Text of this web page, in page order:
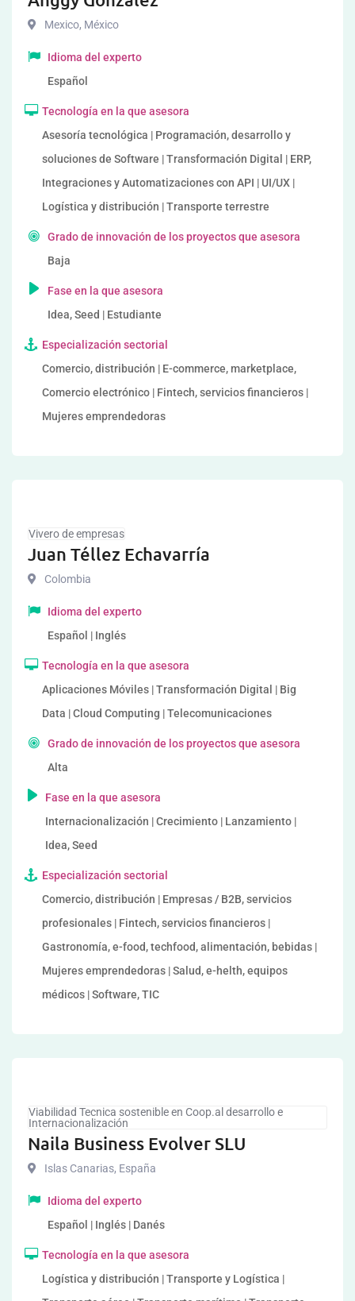
Mexico, México
Idioma del experto
Español
Tecnología en la que asesora
Asesoría tecnológica | Programación, desarrollo y
soluciones de Software | Transformación Digital | ERP,
Integraciones y Automatizaciones con API | UI/UX |
Logística y distribución | Transporte terrestre
Grado de innovación de los proyectos que asesora
Baja
Fase en la que asesora
Idea, Seed | Estudiante
Especialización sectorial
Comercio, distribución | E-commerce, marketplace,
Comercio electrónico | Fintech, servicios financieros |
Mujeres emprendedoras
Vivero de empresas
Juan Téllez Echavarría
Colombia
Idioma del experto
Español | Inglés
Tecnología en la que asesora
Aplicaciones Móviles | Transformación Digital | Big
Data | Cloud Computing | Telecomunicaciones
Grado de innovación de los proyectos que asesora
Alta
Fase en la que asesora
Internacionalización | Crecimiento | Lanzamiento |
Idea, Seed
Especialización sectorial
Comercio, distribución | Empresas / B2B, servicios
profesionales | Fintech, servicios financieros |
Gastronomía, e-food, techfood, alimentación, bebidas |
Mujeres emprendedoras | Salud, e-helth, equipos
médicos | Software, TIC
Viabilidad Tecnica sostenible en Coop.al desarrollo e
Internacionalización
Naila Business Evolver SLU
Islas Canarias, España
Idioma del experto
Español | Inglés | Danés
Tecnología en la que asesora
Logística y distribución | Transporte y Logística |